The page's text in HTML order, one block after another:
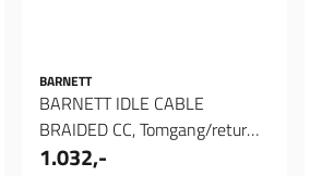
BARNETT
BARNETT IDLE CABLE
BRAIDED CC, Tomgang/retur
gass wire
1.032,-